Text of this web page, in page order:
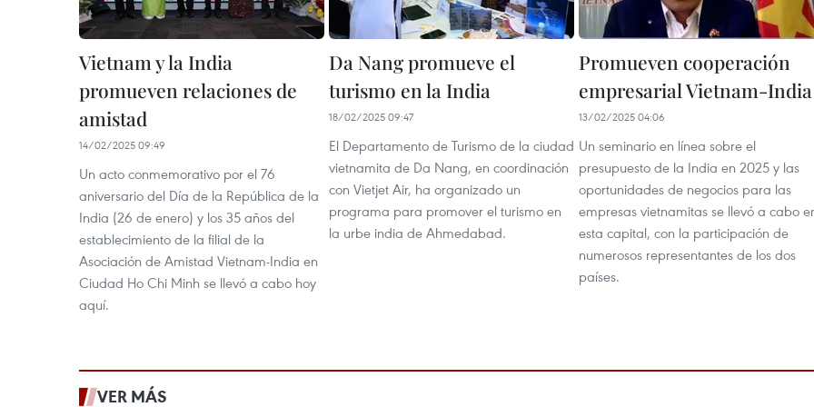
Vietnam y la India
promueven relaciones de
amistad
14/02/2025 09:49
Un acto conmemorativo por el 76
aniversario del Día de la República de la
India (26 de enero) y los 35 años del
establecimiento de la filial de la
Asociación de Amistad Vietnam-India en
Ciudad Ho Chi Minh se llevó a cabo hoy
aquí.
Da Nang promueve el
turismo en la India
18/02/2025 09:47
El Departamento de Turismo de la ciudad
vietnamita de Da Nang, en coordinación
con Vietjet Air, ha organizado un
programa para promover el turismo en
la urbe india de Ahmedabad.
Promueven cooperación
empresarial Vietnam-India
13/02/2025 04:06
Un seminario en línea sobre el
presupuesto de la India en 2025 y las
oportunidades de negocios para las
empresas vietnamitas se llevó a cabo
esta capital, con la participación de
numerosos representantes de los dos
países.
VER MÁS